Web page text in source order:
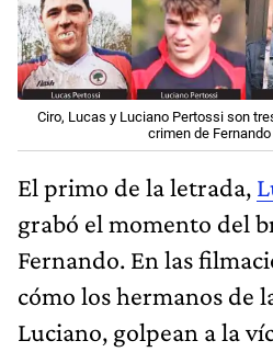
Ciro, Lucas y Luciano Pertossi son
crimen de
El primo de la letrada,
grabó el momento del
Fernando. En las
cómo los hermanos de
Luciano, golpean a la